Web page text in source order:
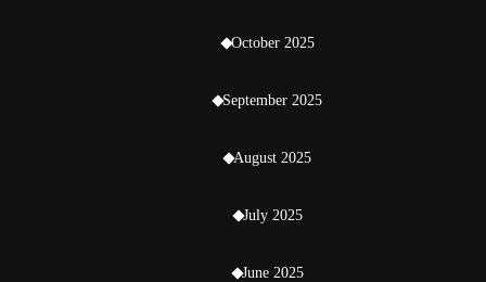
October 2025
September 2025
August 2025
July 2025
June 2025